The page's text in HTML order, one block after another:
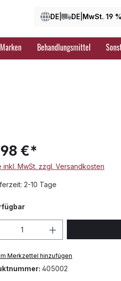
DE DE MwSt. 19 %
Marken Behandlungsmittel
€*
inkl. MwSt. zzgl. Versandkosten
2-10 Tage
Anzahl: Gib
Merkzettel hinzufügen
405002